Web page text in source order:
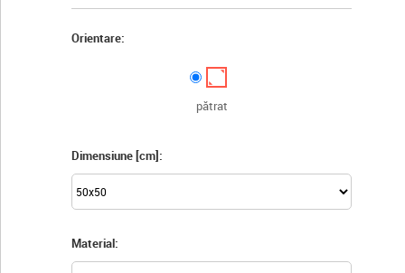
Orientare:
pătrat
Dimensiune [cm]:
Material: